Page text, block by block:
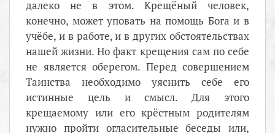
далеко не в этом. Крещёный человек,
конечно, может уповать на помощь Бога и в
учёбе, и в работе, и в других обстоятельствах
нашей жизни. Но факт крещения сам по себе
не является оберегом. Перед совершением
Таинства необходимо уяснить себе его
истинные цель и смысл. Для этого
крещаемому или его крёстным родителям
нужно пройти огласительные беседы или,